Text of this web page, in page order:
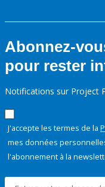
Abonnez-
pour rester
Notifications sur Project
J'accepte les termes de la
mes données
l'abonnement à la